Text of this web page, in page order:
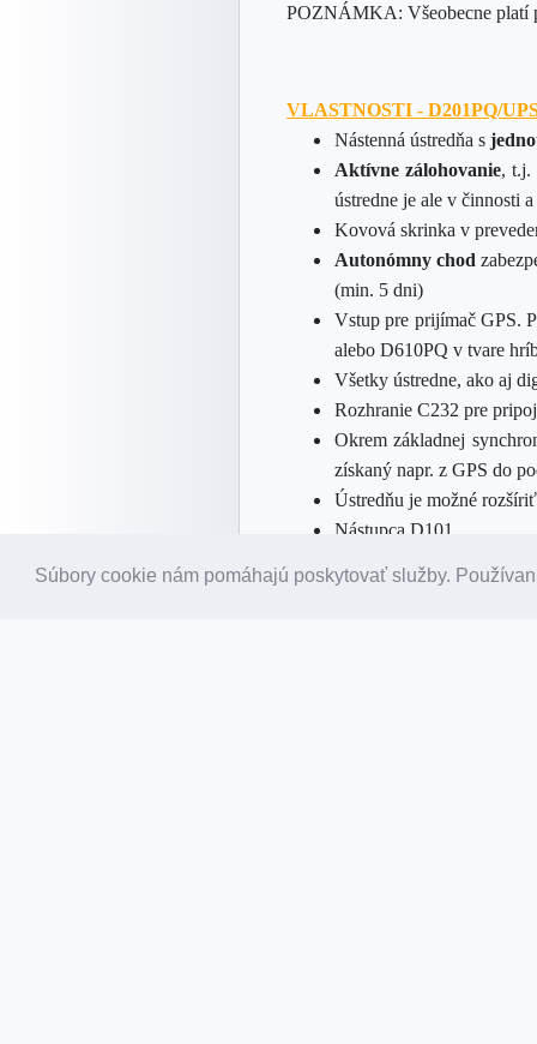
Súbory cookie nám pomáhajú poskytovať služby.
POZNÁMKA: Všeobecne platí
VLASTNOSTI - D201PQ/
Nástenná ústredňa s
Aktívne zálohovanie, t.j.
ústredne je ale v činnosti
Kovová skrinka v
Autonómny chod
(min. 5 dni)
Vstup pre prijímač GPS.
alebo D610PQ v tvare
Všetky ústredne, ako aj
Rozhranie C232 pre
Okrem základnej
získaný napr. z GPS do
Ústredňu je možné
Nástupca D101